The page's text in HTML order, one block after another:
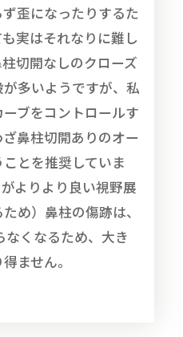
歪になったりするた
実はそれなりに難し
切開なしのクローズ
多いようですが、私
ブをコントロールす
鼻柱切開ありのオー
とを推奨していま
よりより良い視野展
め）鼻柱の傷跡は、
くなるため、大き
ません。